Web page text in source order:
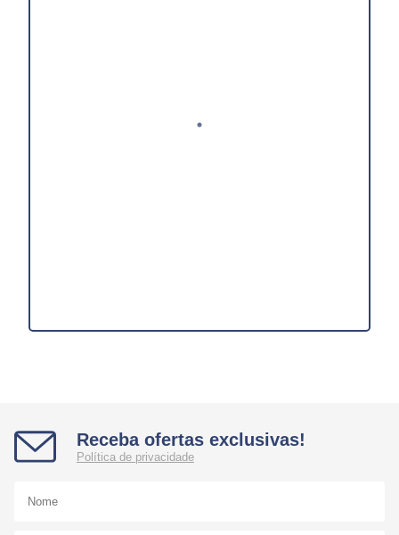
Receba ofertas exclusivas!
Política de privacidade